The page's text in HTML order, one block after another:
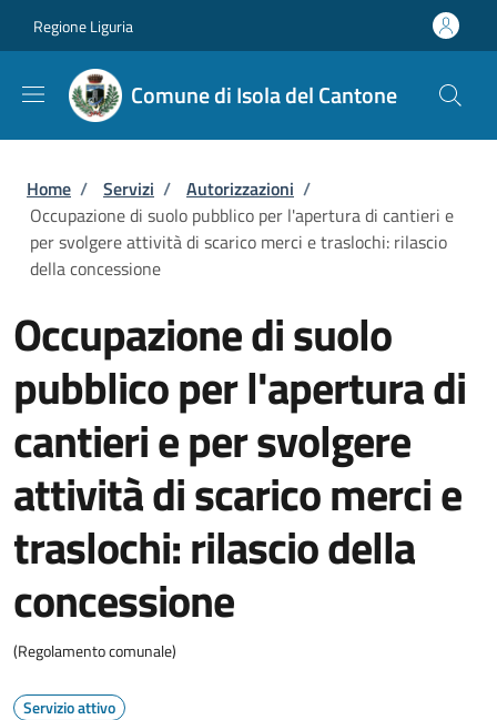
Regione Liguria
Comune di Isola del Cantone
Briciole di pane
Home / Servizi / Autorizzazioni /
Occupazione di suolo pubblico per l'apertura di cantieri e
per svolgere attività di scarico merci e traslochi: rilascio
della concessione
Occupazione di suolo
pubblico per l'apertura di
cantieri e per svolgere
attività di scarico merci e
traslochi: rilascio della
concessione
(Regolamento comunale)
Servizio attivo